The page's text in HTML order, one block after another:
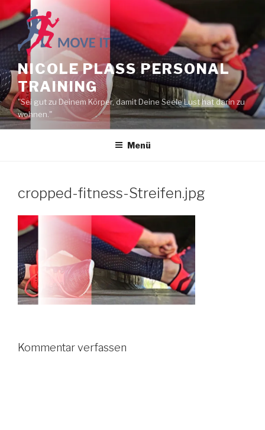
NICOLE PLASS PERSONAL
TRAINING
"Sei gut zu Deinem Körper, damit Deine Seele Lust hat darin zu
wohnen."
Menü
cropped-fitness-Streifen.jpg
Kommentar verfassen